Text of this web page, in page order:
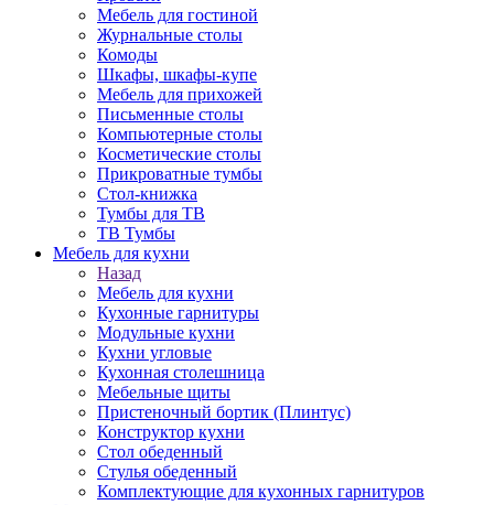
Мебель для гостиной
Журнальные столы
Комоды
Шкафы, шкафы-купе
Мебель для прихожей
Письменные столы
Компьютерные столы
Косметические столы
Прикроватные тумбы
Стол-книжка
Тумбы для ТВ
ТВ Тумбы
Мебель для кухни
Назад
Мебель для кухни
Кухонные гарнитуры
Модульные кухни
Кухни угловые
Кухонная столешница
Мебельные щиты
Пристеночный бортик (Плинтус)
Конструктор кухни
Стол обеденный
Стулья обеденный
Комплектующие для кухонных гарнитуров